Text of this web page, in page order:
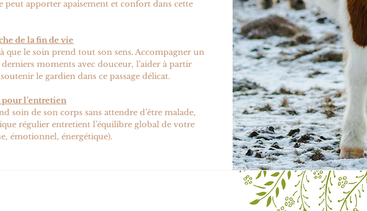
peut apporter apaisement et confort dans cette
de la fin de vie
que le soin prend tout son sens. Accompagner un
derniers moments avec douceur, l’aider à partir
le gardien dans ce passage délicat.
l’entretien
soin de son corps sans attendre d’être malade,
régulier entretient l’équilibre global de votre
émotionnel, énergétique).